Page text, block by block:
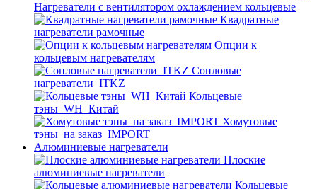
Нагреватели с вентилятором охлаждением кольцевые
Квадратные
нагреватели рамочные
Опции к
кольцевым нагревателям
Cопловые
нагреватели_ITKZ
Кольцевые
тэны_WH_Китай
Хомутовые
тэны_на заказ_IMPORT
Алюминиевые нагреватели
Плоские
алюминиевые нагреватели
Кольцевые